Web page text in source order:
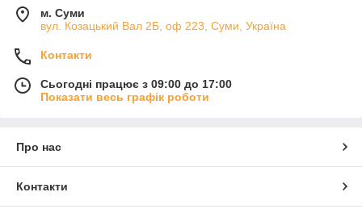
м. Суми
вул. Козацький Вал 2Б, оф 223, Суми, Україна
Контакти
Сьогодні працює з 09:00 до 17:00
Показати весь графік роботи
Про нас
Контакти